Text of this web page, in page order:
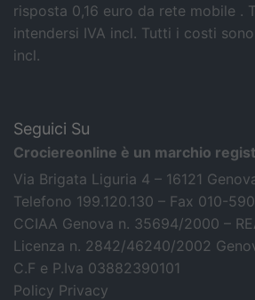
risposta 0,16 euro da rete mobile .
intendersi IVA incl. Tutti i costi
incl.
Seguici Su
Crociereonline è un marchio
Via Brigata Liguria 4 – 16121
Telefono 199.120.130 – Fax 010-
CCIAA Genova n. 35694/2000 –
Licenza n. 2842/46240/2002
C.F e P.Iva 03882390101
Policy Privacy